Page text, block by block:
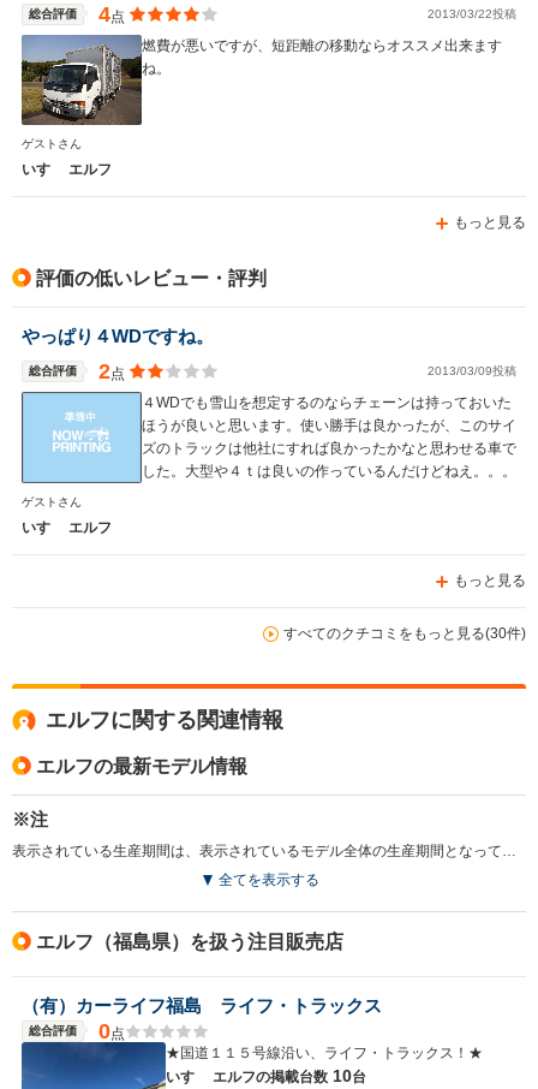
WLTCモード
燃費
-m
総合評価 4点 2013/03/22投稿
燃費が悪いですが、短距離の移動ならオススメ出来ます
ね。
ゲストさん
いすゞ エルフ
もっと見る
評価の低いレビュー・評判
やっぱり４WDですね。
総合評価 2点 2013/03/09投稿
４WDでも雪山を想定するのならチェーンは持っておいた
ほうが良いと思います。使い勝手は良かったが、このサイ
ズのトラックは他社にすれば良かったかなと思わせる車で
した。大型や４ｔは良いの作っているんだけどねえ。。。
ゲストさん
いすゞ エルフ
もっと見る
すべてのクチコミをもっと見る(30件)
エルフに関する関連情報
エルフの最新モデル情報
※注
表示されている生産期間は、表示されているモデル全体の生産期間となっています。（2009.12）
全てを表示する
エルフ（福島県）を扱う注目販売店
（有）カーライフ福島 ライフ・トラックス
総合評価 0点
★国道１１５号線沿い、ライフ・トラックス！★
いすゞ エルフの掲載台数 10台